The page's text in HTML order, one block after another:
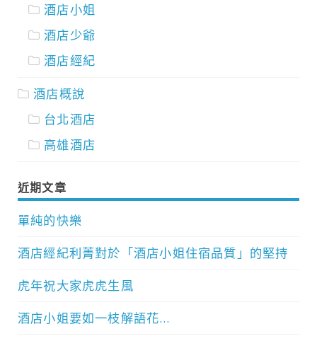
酒店小姐
酒店少爺
酒店經紀
酒店概說
台北酒店
高雄酒店
近期文章
單純的快樂
酒店經紀利菁對於「酒店小姐住宿品質」的堅持
虎年祝大家虎虎生風
酒店小姐要如一枝解語花…